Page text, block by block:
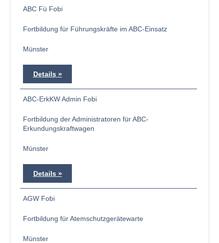
ABC Fü Fobi
Fortbildung für Führungskräfte im ABC-Einsatz
Münster
Details
ABC-ErkKW Admin Fobi
Fortbildung der Administratoren für ABC-
Erkundungskraftwagen
Münster
Details
AGW Fobi
Fortbildung für Atemschutzgerätewarte
Münster